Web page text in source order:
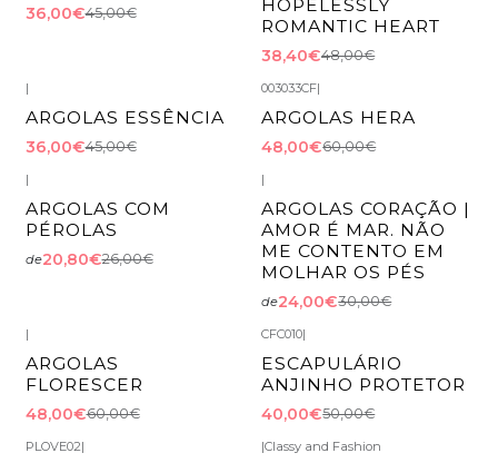
36,00€45,00€
HOPELESSLY
ROMANTIC HEART
38,40€48,00€
|
ARGOLAS ESSÊNCIA
36,00€45,00€
Esgotado
003033CF|
ARGOLAS HERA
48,00€60,00€
|
ARGOLAS COM
PÉROLAS
de20,80€26,00€
|
ARGOLAS CORAÇÃO |
AMOR É MAR. NÃO
ME CONTENTO EM
MOLHAR OS PÉS
de24,00€30,00€
|
ARGOLAS
FLORESCER
48,00€60,00€
CFC010|
ESCAPULÁRIO
ANJINHO PROTETOR
40,00€50,00€
PLOVE02| |Classy and Fashion